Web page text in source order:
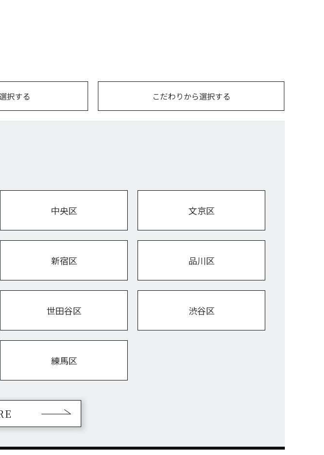
択する こだわりから選択する
中央区 文京区
新宿区 品川区
世田谷区 渋谷区
練馬区